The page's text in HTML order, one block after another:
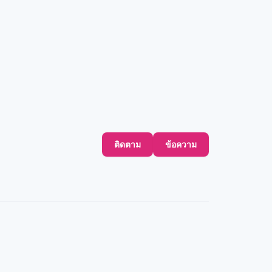
ติดตาม ข้อความ